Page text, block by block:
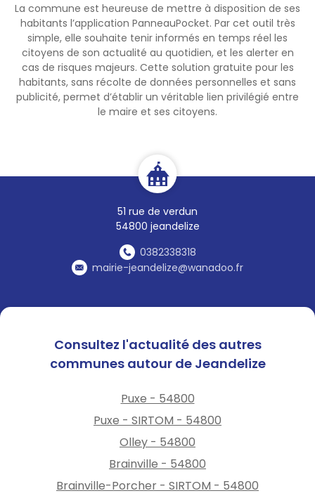
La commune est heureuse de mettre à disposition de ses
habitants l’application PanneauPocket. Par cet outil très
simple, elle souhaite tenir informés en temps réel les
citoyens de son actualité au quotidien, et les alerter en
cas de risques majeurs. Cette solution gratuite pour les
habitants, sans récolte de données personnelles et sans
publicité, permet d’établir un véritable lien privilégié entre
le maire et ses citoyens.
51 rue de verdun
54800 jeandelize
0382338318
mairie-jeandelize@wanadoo.fr
Consultez l'actualité des autres
communes autour de Jeandelize
Puxe - 54800
Puxe - SIRTOM - 54800
Olley - 54800
Brainville - 54800
Brainville-Porcher - SIRTOM - 54800